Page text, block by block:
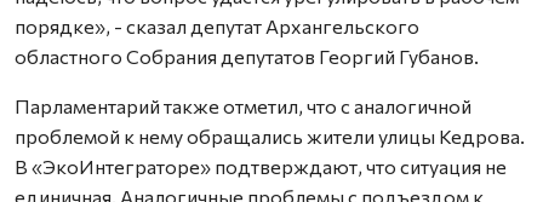
порядке», - сказал депутат Архангельского
областного Собрания депутатов Георгий Губанов.
Парламентарий также отметил, что с аналогичной
проблемой к нему обращались жители улицы Кедрова.
В «ЭкоИнтеграторе» подтверждают, что ситуация не
единичная. Аналогичные проблемы с подъездом к